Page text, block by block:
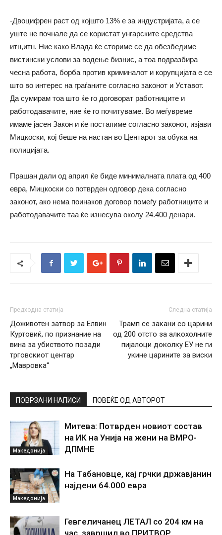
-Двоцифрен раст од којшто 13% е за индустријата, а се
уште не почнале да се користат унгарските средства
итн,итн. Ние како Влада ќе сториме се да обезбедиме
вистински услови за водење бизнис, а тоа подразбира
чесна работа, борба против криминалот и корупцијата е се
што во интерес на граѓаните согласно законот и Уставот.
Да сумирам тоа што ќе го договорат работниците и
работодавачите, ние ќе го почитуваме. Во меѓувреме
имаме јасен Закон и ќе постапиме согласно законот, изјави
Мицкоски, кој беше на настан во Центарот за обука на
полицијата.
Прашан дали од април ќе биде минималната плата од 400
евра, Мицкоски со потврден одговор дека согласно
законот, ако нема поинаков договор помеѓу работниците и
работодавачите таа ќе изнесува околу 24.400 денари.
Предходна статија
Доживотен затвор за Елвин
Куртовиќ, по признание на
вина за убиството позади
трговскиот центар
„Мавровка“
Следна статија
Трамп се закани со царини
од 200 отсто за алкохолните
пијалоци доколку ЕУ не ги
укине царините за виски
ПОВРЗАНИ НАПИСИ ПОВЕЌЕ ОД АВТОРОТ
Македонија
Митева: Потврден новиот состав
на ИК на Унија на жени на ВМРО-
ДПМНЕ
Македонија
На Табановце, кај грчки државјанин
најдени 64.000 евра
Гевгеличанец ЛЕТАЛ со 204 км на